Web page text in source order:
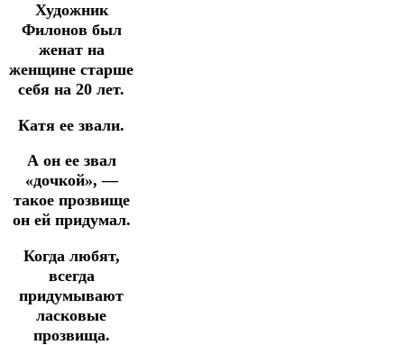
Художник
Филонов был
женат на
женщине старше
себя на 20 лет.
Катя ее звали.
А он ее звал
«дочкой», —
такое прозвище
он ей придумал.
Когда любят,
всегда
придумывают
ласковые
прозвища.